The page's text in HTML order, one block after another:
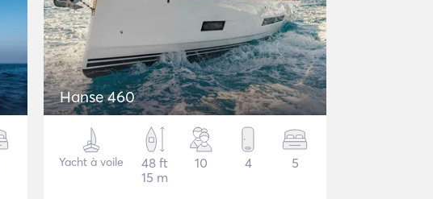
Hanse 460
Yacht à voile
48 ft
15 m
10 4 5